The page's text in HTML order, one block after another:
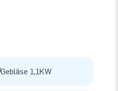
Gebläse 1,1KW